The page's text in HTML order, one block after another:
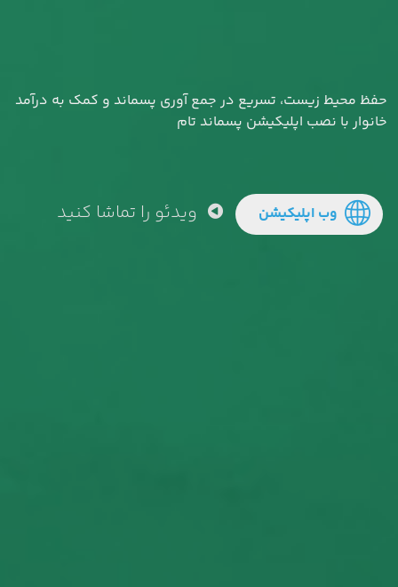
حفظ محیط زیست، تسریع در جمع آوری پسماند و کمک به درآمد
خانوار با نصب اپلیکیشن پسماند تام
وب اپلیکیشن ویدئو را تماشا کنید